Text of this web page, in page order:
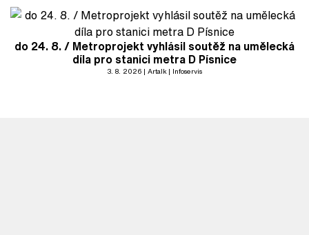
do 24. 8. / Metroprojekt vyhlásil soutěž na umělecká
díla pro stanici metra D Písnice
3. 8. 2026 Artalk Infoservis